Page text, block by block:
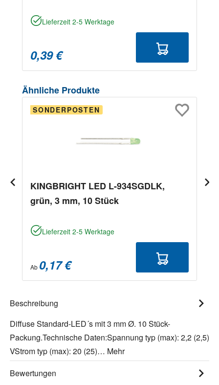
Lieferzeit 2-5 Werktage
0,39 €
Produktgalerie überspringen
Ähnliche Produkte
SONDERPOSTEN
KINGBRIGHT LED L-934SGDLK,
grün, 3 mm, 10 Stück
Lieferzeit 2-5 Werktage
Ab 0,17 €
Beschreibung
Diffuse Standard-LED´s mit 3 mm Ø. 10 Stück-
Packung.Technische Daten:Spannung typ (max): 2,2 (2,5)
VStrom typ (max): 20 (25)… Mehr
Bewertungen